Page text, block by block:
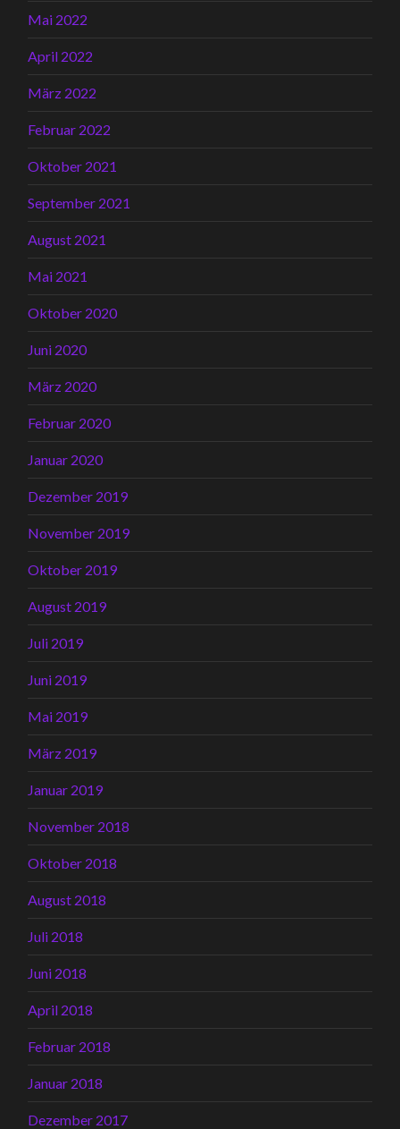
Mai 2022
April 2022
März 2022
Februar 2022
Oktober 2021
September 2021
August 2021
Mai 2021
Oktober 2020
Juni 2020
März 2020
Februar 2020
Januar 2020
Dezember 2019
November 2019
Oktober 2019
August 2019
Juli 2019
Juni 2019
Mai 2019
März 2019
Januar 2019
November 2018
Oktober 2018
August 2018
Juli 2018
Juni 2018
April 2018
Februar 2018
Januar 2018
Dezember 2017